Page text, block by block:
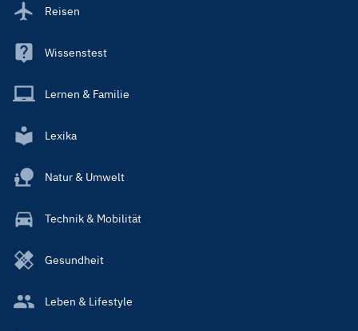
Reisen
Wissenstest
Lernen & Familie
Lexika
Natur & Umwelt
Technik & Mobilität
Gesundheit
Leben & Lifestyle